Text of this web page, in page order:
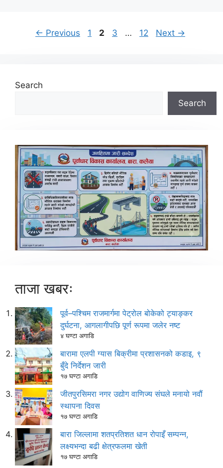
← Previous Page
1 Page
2 Page
3 … Page
12 Next →
Search
Search
ताजा खबरः
पूर्व–पश्चिम राजमार्गमा पेट्रोल बोकेको ट्याङ्कर
दुर्घटना, आगलागीपछि पूर्ण रूपमा जलेर नष्ट
४ घण्टा अगाडि
बारामा एलपी ग्यास बिक्रीमा प्रशासनको कडाइ, ९
बुँदे निर्देशन जारी
१७ घण्टा अगाडि
जीतपुरसिमरा नगर उद्योग वाणिज्य संघले मनायो नवौं
स्थापना दिवस
१७ घण्टा अगाडि
बारा जिल्लामा शतप्रतिशत धान रोपाइँ सम्पन्न,
लक्ष्यभन्दा बढी क्षेत्रफलमा खेती
१७ घण्टा अगाडि